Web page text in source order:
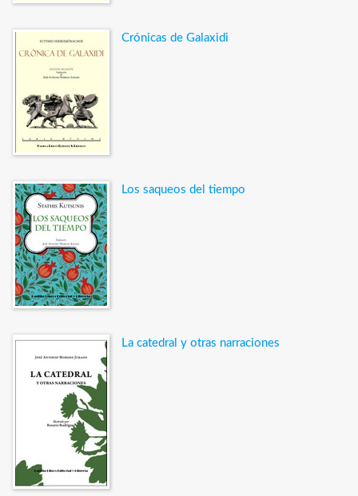
Crónicas de Galaxidi
Los saqueos del tiempo
La catedral y otras narraciones